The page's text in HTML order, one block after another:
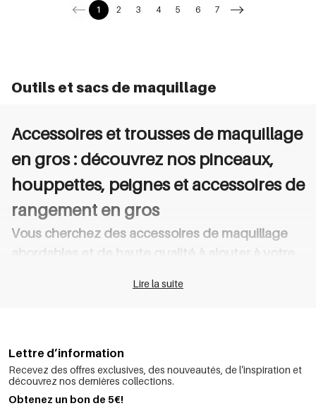
1 2 3 4 5 6 7
Outils et sacs de maquillage
Accessoires et trousses de maquillage
en gros : découvrez nos pinceaux,
houppettes, peignes et accessoires de
rangement en gros
Vous cherchez des accessoires de maquillage
abordables et de haute qualité à ajouter à votre
Chez Yehwang Factory Direct, nous proposons une large
boutiques de cadeaux.
Notre catégorie « Accessoires et trousses de
maquillage » couvre tous les indispensables pour
un usage professionnel et quotidien :
Lire la suite
Lettre d’information
Recevez des offres exclusives, des nouveautés, de l’inspiration et
découvrez nos dernières collections.
Obtenez un bon de 5€!